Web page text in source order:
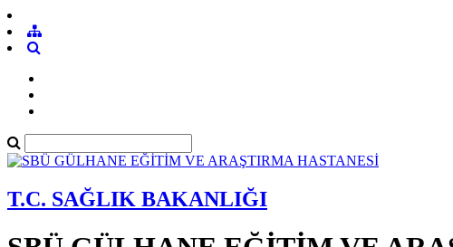
T.C. SAĞLIK BAKANLIĞI